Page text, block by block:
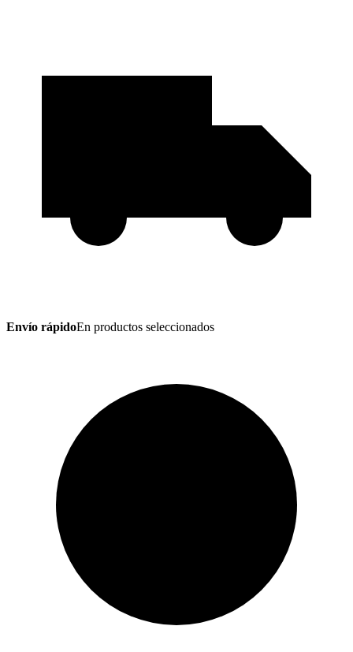
Envío rápidoEn productos seleccionados